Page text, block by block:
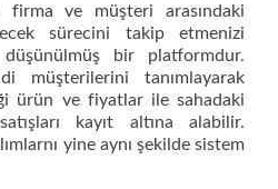
firma ve müşteri arasındaki
sürecini takip etmenizi
bir platformdur.
müşterilerini tanımlayarak
ürün ve fiyatlar ile sahadaki
kayıt altına alabilir.
yine aynı şekilde sistem